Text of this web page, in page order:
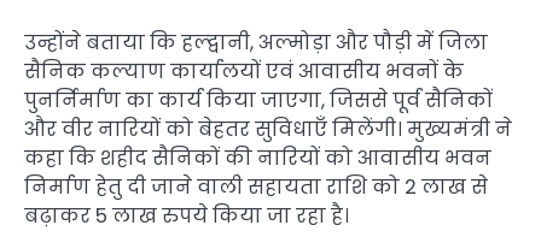
उन्होंने बताया कि हल्द्वानी, अल्मोड़ा और पौड़ी में जिला
सैनिक कल्याण कार्यालयों एवं आवासीय भवनों के
पुनर्निर्माण का कार्य किया जाएगा, जिससे पूर्व सैनिकों
और वीर नारियों को बेहतर सुविधाएँ मिलेंगी। मुख्यमंत्री ने
कहा कि शहीद सैनिकों की नारियों को आवासीय भवन
निर्माण हेतु दी जाने वाली सहायता राशि को 2 लाख से
बढ़ाकर 5 लाख रुपये किया जा रहा है।